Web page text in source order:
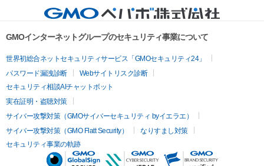
GMOインターネットグループのセキュリティ事業について
世界初総合ネットセキュリティサービス「GMOセキュリティ24」
パスワード漏洩診断
Webサイトリスク診断
セキュリティ相談AIチャットボット
実在証明・盗聴対策
サイバー攻撃対策（GMOサイバーセキュリティ byイエラエ）
サイバー攻撃対策（GMO Flatt Security）
なりすまし対策
セキュリティ事業の軌跡